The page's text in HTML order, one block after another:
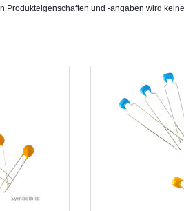
und -angaben wird